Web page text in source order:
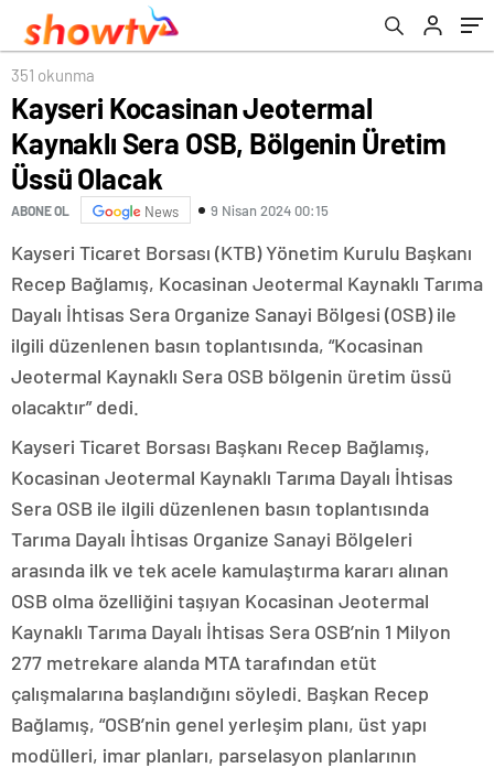
351 okunma
Kayseri Kocasinan Jeotermal
Kaynaklı Sera OSB, Bölgenin Üretim
Üssü Olacak
ABONE OL News 9 Nisan 2024 00:15
Kayseri Ticaret Borsası (KTB) Yönetim Kurulu Başkanı
Recep Bağlamış, Kocasinan Jeotermal Kaynaklı Tarıma
Dayalı İhtisas Sera Organize Sanayi Bölgesi (OSB) ile
ilgili düzenlenen basın toplantısında, “Kocasinan
Jeotermal Kaynaklı Sera OSB bölgenin üretim üssü
olacaktır” dedi.
Kayseri Ticaret Borsası Başkanı Recep Bağlamış,
Kocasinan Jeotermal Kaynaklı Tarıma Dayalı İhtisas
Sera OSB ile ilgili düzenlenen basın toplantısında
Tarıma Dayalı İhtisas Organize Sanayi Bölgeleri
arasında ilk ve tek acele kamulaştırma kararı alınan
OSB olma özelliğini taşıyan Kocasinan Jeotermal
Kaynaklı Tarıma Dayalı İhtisas Sera OSB’nin 1 Milyon
277 metrekare alanda MTA tarafından etüt
çalışmalarına başlandığını söyledi. Başkan Recep
Bağlamış, “OSB’nin genel yerleşim planı, üst yapı
modülleri, imar planları, parselasyon planlarının